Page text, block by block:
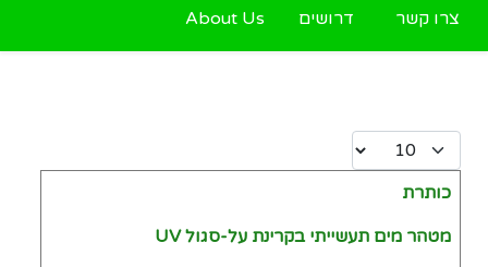
צרו קשר דרושים About Us
Display #
Articles
כותרת
מטהר מים תעשייתי בקרינת על-סגול UV